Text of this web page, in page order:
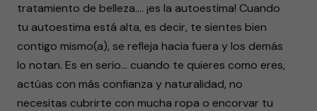
tratamiento de belleza…. ¡es la autoestima! Cuando
tu autoestima está alta, es decir, te sientes bien
contigo mismo(a), se refleja hacia fuera y los demás
lo notan. Es en serio… cuando te quieres como eres,
actúas con más confianza y naturalidad, no
necesitas cubrirte con mucha ropa o encorvar tu